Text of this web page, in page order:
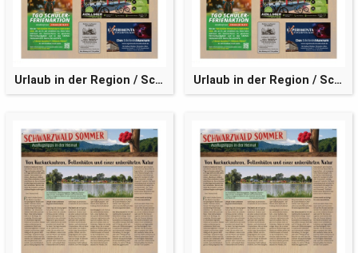
Urlaub in der Region / Schwarzwaldsommer Urlaub in der Region / Schwarzwaldsommer